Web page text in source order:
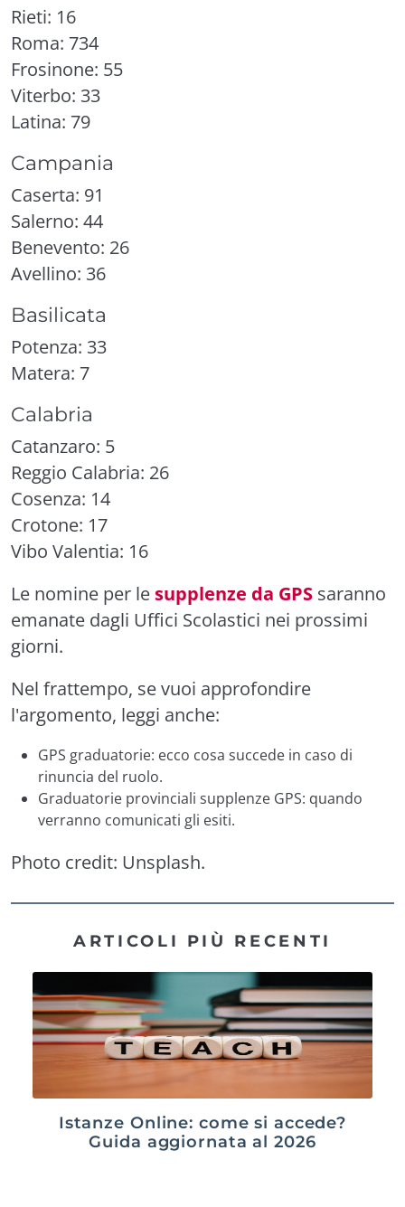
Rieti: 16
Roma: 734
Frosinone: 55
Viterbo: 33
Latina: 79
Campania
Caserta: 91
Salerno: 44
Benevento: 26
Avellino: 36
Basilicata
Potenza: 33
Matera: 7
Calabria
Catanzaro: 5
Reggio Calabria: 26
Cosenza: 14
Crotone: 17
Vibo Valentia: 16
Le nomine per le supplenze da GPS saranno
emanate dagli Uffici Scolastici nei prossimi
giorni.
Nel frattempo, se vuoi approfondire
l'argomento, leggi anche:
GPS graduatorie: ecco cosa succede in caso di
rinuncia del ruolo.
Graduatorie provinciali supplenze GPS: quando
verranno comunicati gli esiti.
Photo credit: Unsplash.
ARTICOLI PIÙ RECENTI
Istanze Online: come si accede?
Guida aggiornata al 2026